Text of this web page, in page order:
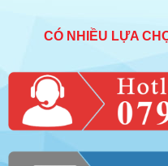
CÓ NHIỀU LỰA